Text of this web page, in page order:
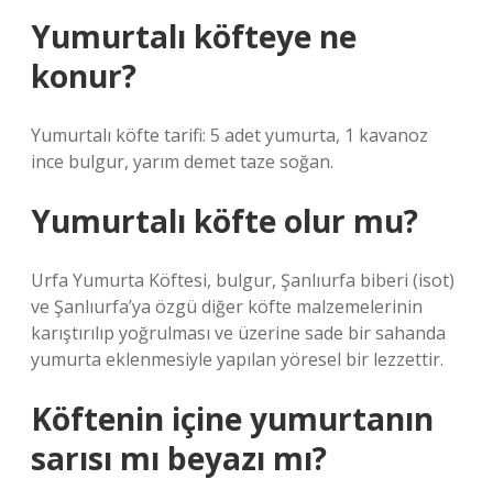
Yumurtalı köfteye ne
konur?
Yumurtalı köfte tarifi: 5 adet yumurta, 1 kavanoz
ince bulgur, yarım demet taze soğan.
Yumurtalı köfte olur mu?
Urfa Yumurta Köftesi, bulgur, Şanlıurfa biberi (isot)
ve Şanlıurfa’ya özgü diğer köfte malzemelerinin
karıştırılıp yoğrulması ve üzerine sade bir sahanda
yumurta eklenmesiyle yapılan yöresel bir lezzettir.
Köftenin içine yumurtanın
sarısı mı beyazı mı?